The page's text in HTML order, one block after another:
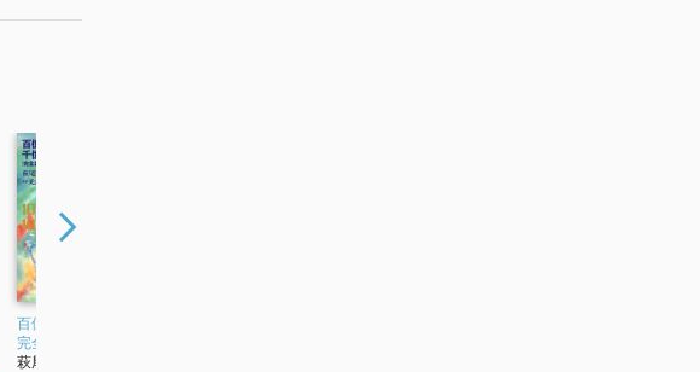
百億の昼と千億の夜
完全版
萩尾望都